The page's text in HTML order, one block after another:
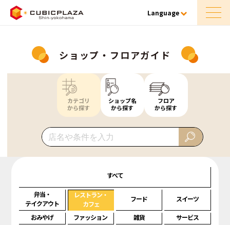
Language
ショップ・フロアガイド
カテゴリ
から探す
ショップ名
から探す
フロア
から探す
すべて
弁当・
テイクアウト
レストラン・
カフェ
フード スイーツ
おみやげ ファッション 雑貨
サービス